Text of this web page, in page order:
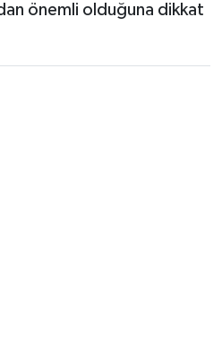
önemli olduğuna dikkat